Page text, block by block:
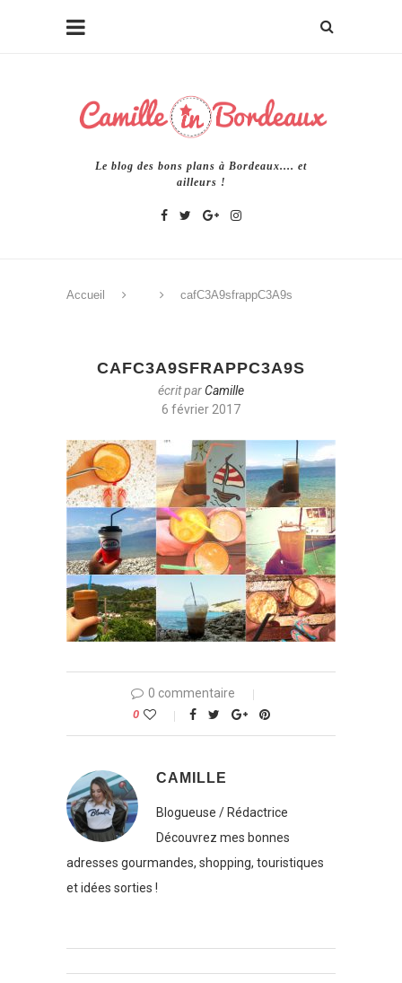
Le blog des bons plans à Bordeaux.... et
ailleurs !
Accueil cafC3A9sfrappC3A9s
CAFC3A9SFRAPPC3A9S
écrit parCamille
6 février 2017
0 commentaire
0
CAMILLE
Blogueuse / Rédactrice
Découvrez mes bonnes
adresses gourmandes, shopping, touristiques
et idées sorties !